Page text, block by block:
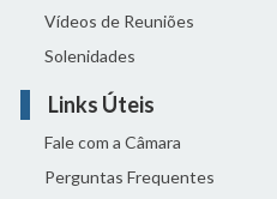
Vídeos de Reuniões
Solenidades
Links Úteis
Fale com a Câmara
Perguntas Frequentes